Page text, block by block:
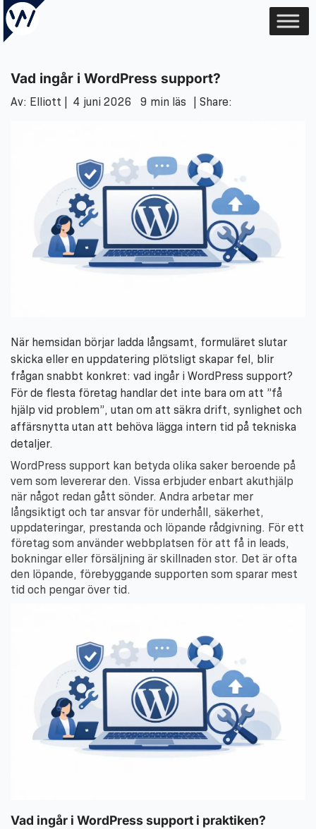
Vad ingår i WordPress support?
Av: Elliott | 4 juni 2026 9 min läs | Share:
När hemsidan börjar ladda långsamt, formuläret slutar
skicka eller en uppdatering plötsligt skapar fel, blir
frågan snabbt konkret: vad ingår i WordPress support?
För de flesta företag handlar det inte bara om att ”få
hjälp vid problem”, utan om att säkra drift, synlighet och
affärsnytta utan att behöva lägga intern tid på tekniska
detaljer.
WordPress support kan betyda olika saker beroende på
vem som levererar den. Vissa erbjuder enbart akuthjälp
när något redan gått sönder. Andra arbetar mer
långsiktigt och tar ansvar för underhåll, säkerhet,
uppdateringar, prestanda och löpande rådgivning. För ett
företag som använder webbplatsen för att få in leads,
bokningar eller försäljning är skillnaden stor. Det är ofta
den löpande, förebyggande supporten som sparar mest
tid och pengar över tid.
Vad ingår i WordPress support i praktiken?